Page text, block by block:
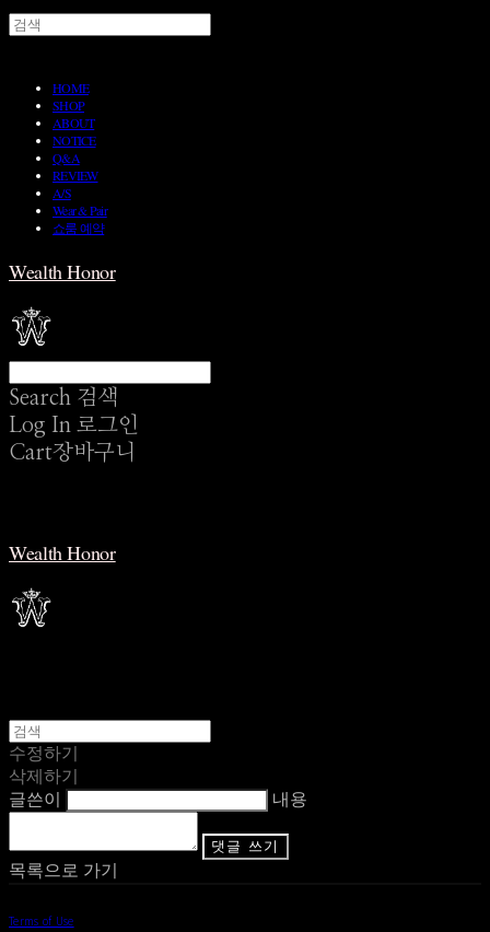
HOME
SHOP
ABOUT
NOTICE
Q&A
REVIEW
A/S
Wear & Pair
쇼룸 예약
Wealth Honor
Search 검색
Log In 로그인
Cart장바구니
Wealth Honor
수정하기
삭제하기
글쓴이
내용
댓글 쓰기
목록으로 가기
Terms of Use